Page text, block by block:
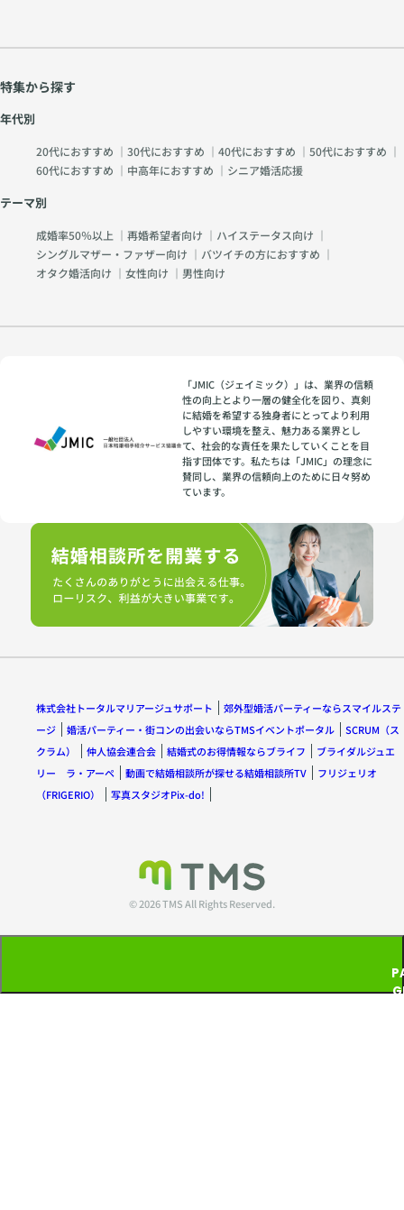
特集から探す
年代別
20代におすすめ ｜ 30代におすすめ ｜ 40代におすすめ ｜ 50代におすすめ ｜
60代におすすめ ｜ 中高年におすすめ ｜ シニア婚活応援
テーマ別
成婚率50％以上 ｜ 再婚希望者向け ｜ ハイステータス向け ｜
シングルマザー・ファザー向け ｜ バツイチの方におすすめ ｜
オタク婚活向け ｜ 女性向け ｜ 男性向け
「JMIC（ジェイミック）」は、業界の信頼
性の向上とより一層の健全化を図り、真剣
に結婚を希望する独身者にとってより利用
しやすい環境を整え、魅力ある業界とし
て、社会的な責任を果たしていくことを目
指す団体です。私たちは「JMIC」の理念に
賛同し、業界の信頼向上のために日々努め
ています。
株式会社トータルマリアージュサポート
郊外型婚活パーティーならスマイルステ
ージ
婚活パーティー・街コンの出会いならTMSイベントポータル
SCRUM（ス
クラム）
仲人協会連合会 結婚式のお得情報ならブライフ
ブライダルジュエ
リー ラ・アーペ
動画で結婚相談所が探せる結婚相談所TV
フリジェリオ
（FRIGERIO）
写真スタジオPix-do!
© 2026 TMS All Rights Reserved.